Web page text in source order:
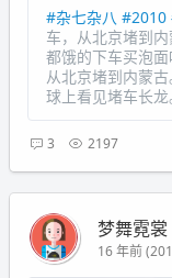
#杂七杂八 #2010
车，从北京堵到
都饿的下车买泡面
从北京堵到内蒙
球上看见堵车长龙
3 2197
梦舞霓裳
16 年前